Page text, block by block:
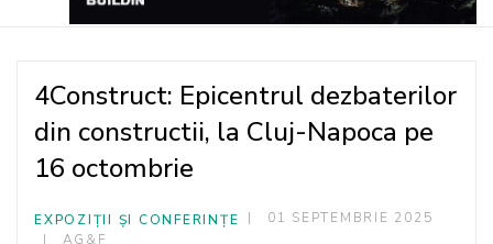
4Construct: Epicentrul dezbaterilor
din constructii, la Cluj-Napoca pe
16 octombrie
EXPOZIȚII ȘI CONFERINȚE
01 SEPTEMBRIE 2025
AG&F